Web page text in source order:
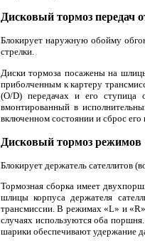
Дисковый тормоз передач
Блокирует наружную обойму
стрелки.
Диски тормоза посажены на
приболченным к картеру
(O/D) передачах и его
вмонтированный в
включенном состоянии и сброс
Дисковый тормоз режимов
Блокирует держатель сателлитов
Тормозная сборка имеет
шлицы корпуса держателя
трансмиссии. В режимах «L» и
случаях используются оба
шарики обеспечивают удержание